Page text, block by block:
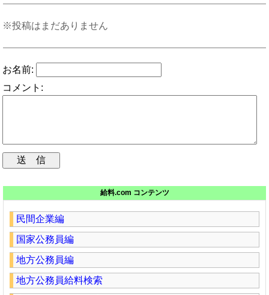
※投稿はまだありません
お名前:
コメント:
給料.com コンテンツ
民間企業編
国家公務員編
地方公務員編
地方公務員給料検索